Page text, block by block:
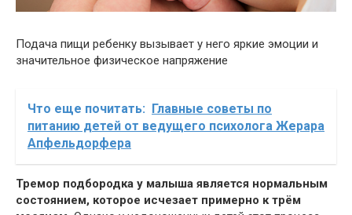
Подача пищи ребенку вызывает у него яркие эмоции и
значительное физическое напряжение
Что еще почитать: Главные советы по
питанию детей от ведущего психолога Жерара
Апфельдорфера
Тремор подбородка у малыша является нормальным
состоянием, которое исчезает примерно к трём